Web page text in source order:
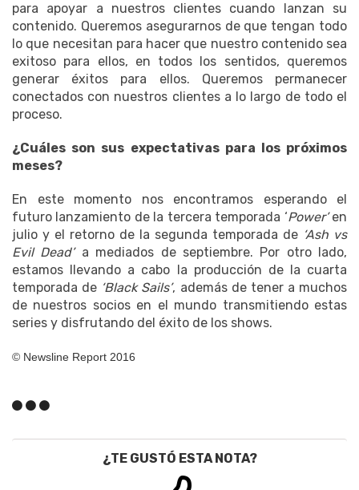
para apoyar a nuestros clientes cuando lanzan su
contenido. Queremos asegurarnos de que tengan todo
lo que necesitan para hacer que nuestro contenido sea
exitoso para ellos, en todos los sentidos, queremos
generar éxitos para ellos. Queremos permanecer
conectados con nuestros clientes a lo largo de todo el
proceso.
¿Cuáles son sus expectativas para los próximos
meses?
En este momento nos encontramos esperando el
futuro lanzamiento de la tercera temporada ‘Power’en
julio y el retorno de la segunda temporada de ‘Ash vs
Evil Dead’a mediados de septiembre. Por otro lado,
estamos llevando a cabo la producción de la cuarta
temporada de ‘Black Sails’, además de tener a muchos
de nuestros socios en el mundo transmitiendo estas
series y disfrutando del éxito de los shows.
© Newsline Report 2016
¿TE GUSTÓ ESTA NOTA?